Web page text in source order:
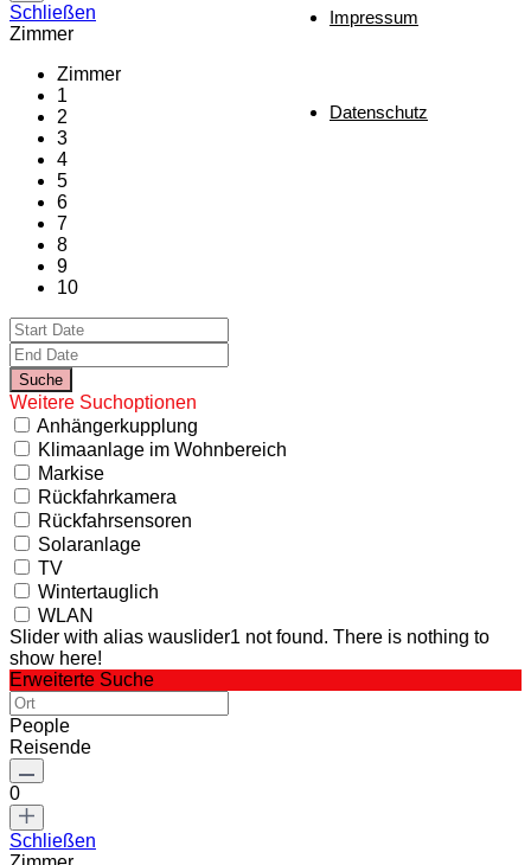
Impressum
Datenschutz
Schließen
Zimmer
Zimmer
1
2
3
4
5
6
7
8
9
10
Weitere Suchoptionen
Anhängerkupplung
Klimaanlage im Wohnbereich
Markise
Rückfahrkamera
Rückfahrsensoren
Solaranlage
TV
Wintertauglich
WLAN
Slider with alias wauslider1 not found. There is nothing to
show here!
Erweiterte Suche
People
Reisende
0
Schließen